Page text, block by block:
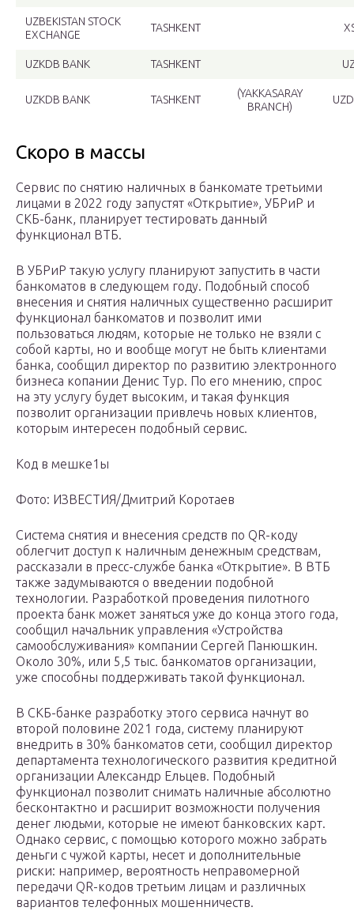
UZBEKISTAN STOCK
EXCHANGE
TASHKENT
UZKDB BANK TASHKENT
UZKDB BANK TASHKENT
(YAKKASARAY
BRANCH)
Скоро в массы
Сервис по снятию наличных в банкомате третьими
лицами в 2022 году запустят «Открытие», УБРиР и
СКБ-банк, планирует тестировать данный
функционал ВТБ.
В УБРиР такую услугу планируют запустить в части
банкоматов в следующем году. Подобный способ
внесения и снятия наличных существенно расширит
функционал банкоматов и позволит ими
пользоваться людям, которые не только не взяли с
собой карты, но и вообще могут не быть клиентами
банка, сообщил директор по развитию электронного
бизнеса копании Денис Тур. По его мнению, спрос
на эту услугу будет высоким, и такая функция
позволит организации привлечь новых клиентов,
которым интересен подобный сервис.
Код в мешке1ы
Фото: ИЗВЕСТИЯ/Дмитрий Коротаев
Система снятия и внесения средств по QR-коду
облегчит доступ к наличным денежным средствам,
рассказали в пресс-службе банка «Открытие». В ВТБ
также задумываются о введении подобной
технологии. Разработкой проведения пилотного
проекта банк может заняться уже до конца этого года,
сообщил начальник управления «Устройства
самообслуживания» компании Сергей Панюшкин.
Около 30%, или 5,5 тыс. банкоматов организации,
уже способны поддерживать такой функционал.
В СКБ-банке разработку этого сервиса начнут во
второй половине 2021 года, систему планируют
внедрить в 30% банкоматов сети, сообщил директор
департамента технологического развития кредитной
организации Александр Ельцев. Подобный
функционал позволит снимать наличные абсолютно
бесконтактно и расширит возможности получения
денег людьми, которые не имеют банковских карт.
Однако сервис, с помощью которого можно забрать
деньги с чужой карты, несет и дополнительные
риски: например, вероятность неправомерной
передачи QR-кодов третьим лицам и различных
вариантов телефонных мошенничеств.